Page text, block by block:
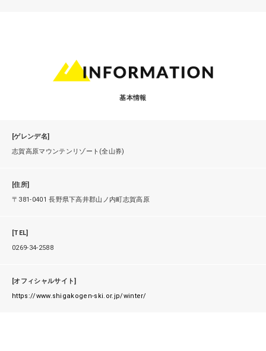
基本情報
[ゲレンデ名]
志賀高原マウンテンリゾート(全山券)
[住所]
〒381-0401 長野県下高井郡山ノ内町志賀高原
[TEL]
0269-34-2588
[オフィシャルサイト]
https://www.shigakogen-ski.or.jp/winter/